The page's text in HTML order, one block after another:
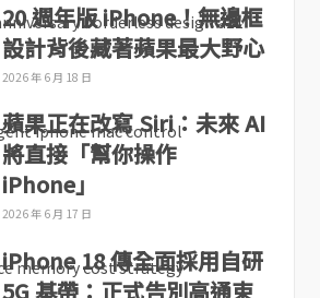
20 週年版 iPhone！無邊框
設計背後藏著蘋果最大野心
2026 年 6 月 18 日
蘋果正在改寫 Siri：未來 AI
將直接「幫你操作
iPhone」
2026 年 6 月 17 日
iPhone 18 傳全面採用自研
5G 基帶：正式告別高通束